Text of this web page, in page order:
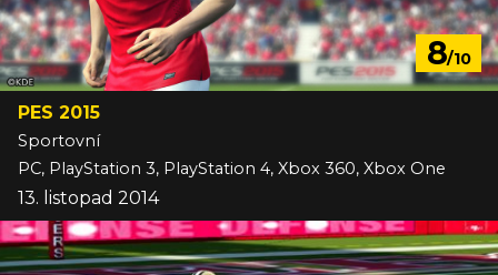
8/10
PES 2015
Sportovní
PC, PlayStation 3, PlayStation 4, Xbox 360, Xbox One
13. listopad 2014